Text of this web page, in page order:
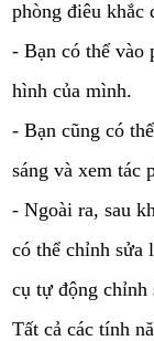
phòng điêu khắc
- Bạn có thể vào
hình của mình.
- Bạn cũng có
sáng và xem tác
- Ngoài ra, sau
có thể chỉnh sửa
cụ tự động chỉnh
Tất cả các tính